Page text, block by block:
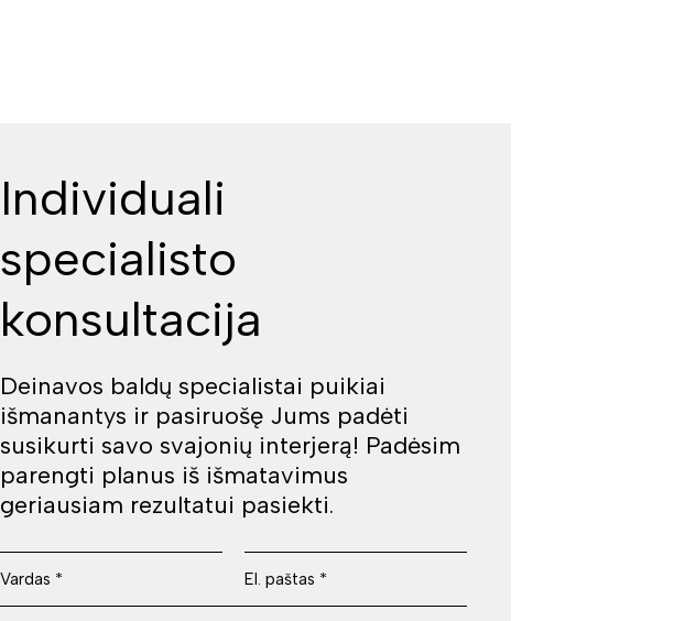
Individuali
specialisto
konsultacija
Deinavos baldų specialistai puikiai
išmanantys ir pasiruošę Jums padėti
susikurti savo svajonių interjerą! Padėsim
parengti planus iš išmatavimus
geriausiam rezultatui pasiekti.